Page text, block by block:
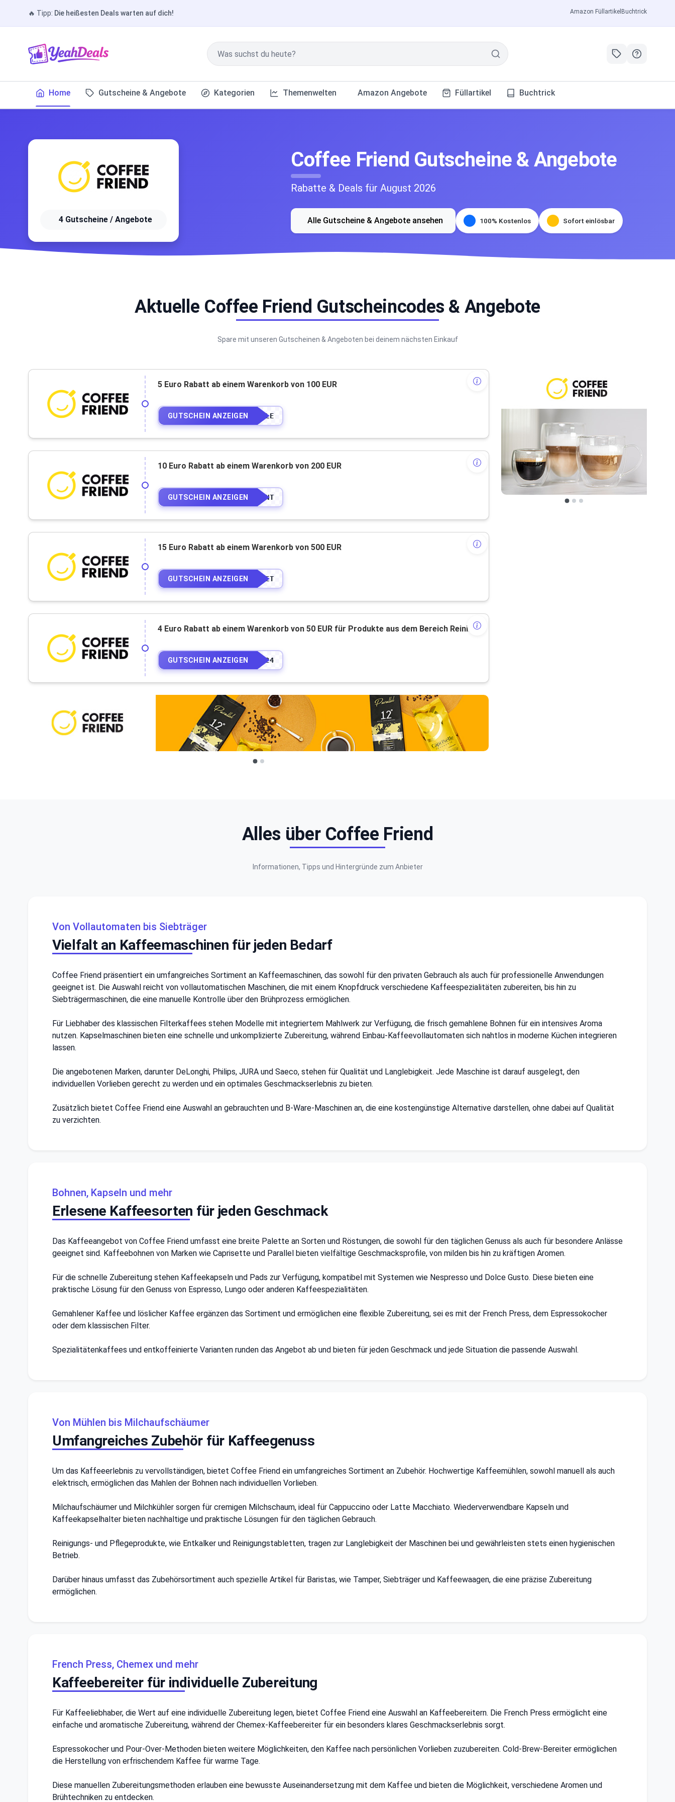
🔥 Tipp: Die heißesten Deals warten auf dich! Amazon Füllartikel Buchtrick
Home Gutscheine & Angebote Kategorien Themenwelten Amazon Angebote Füllartikel Buchtrick
4 Gutscheine / Angebote
Coffee Friend Gutscheine & Angebote
Rabatte & Deals für August 2026
Alle Gutscheine & Angebote ansehen 100% Kostenlos Sofort einlösbar
Aktuelle Coffee Friend Gutscheincodes & Angebote
Spare mit unseren Gutscheinen & Angeboten bei deinem nächsten Einkauf
5 Euro Rabatt ab einem Warenkorb von 100 EUR
GUTSCHEIN ANZEIGEN ••••LE
10 Euro Rabatt ab einem Warenkorb von 200 EUR
GUTSCHEIN ANZEIGEN••••••••NT
15 Euro Rabatt ab einem Warenkorb von 500 EUR
GUTSCHEIN ANZEIGEN••••••ET
4 Euro Rabatt ab einem Warenkorb von 50 EUR für Produkte aus dem Bereich Reiniger & Ersatzteile
GUTSCHEIN ANZEIGEN•••••••24
Alles über Coffee Friend
Informationen, Tipps und Hintergründe zum Anbieter
Von Vollautomaten bis Siebträger
Vielfalt an Kaffeemaschinen für jeden Bedarf
Coffee Friend präsentiert ein umfangreiches Sortiment an Kaffeemaschinen, das sowohl für den privaten Gebrauch als auch für professionelle Anwendungen
geeignet ist. Die Auswahl reicht von vollautomatischen Maschinen, die mit einem Knopfdruck verschiedene Kaffeespezialitäten zubereiten, bis hin zu
Siebträgermaschinen, die eine manuelle Kontrolle über den Brühprozess ermöglichen.
Für Liebhaber des klassischen Filterkaffees stehen Modelle mit integriertem Mahlwerk zur Verfügung, die frisch gemahlene Bohnen für ein intensives Aroma
nutzen. Kapselmaschinen bieten eine schnelle und unkomplizierte Zubereitung, während Einbau-Kaffeevollautomaten sich nahtlos in moderne Küchen integrieren
lassen.
Die angebotenen Marken, darunter DeLonghi, Philips, JURA und Saeco, stehen für Qualität und Langlebigkeit. Jede Maschine ist darauf ausgelegt, den
individuellen Vorlieben gerecht zu werden und ein optimales Geschmackserlebnis zu bieten.
Zusätzlich bietet Coffee Friend eine Auswahl an gebrauchten und B-Ware-Maschinen an, die eine kostengünstige Alternative darstellen, ohne dabei auf Qualität
zu verzichten.
Bohnen, Kapseln und mehr
Erlesene Kaffeesorten für jeden Geschmack
Das Kaffeeangebot von Coffee Friend umfasst eine breite Palette an Sorten und Röstungen, die sowohl für den täglichen Genuss als auch für besondere Anlässe
geeignet sind. Kaffeebohnen von Marken wie Caprisette und Parallel bieten vielfältige Geschmacksprofile, von milden bis hin zu kräftigen Aromen.
Für die schnelle Zubereitung stehen Kaffeekapseln und Pads zur Verfügung, kompatibel mit Systemen wie Nespresso und Dolce Gusto. Diese bieten eine
praktische Lösung für den Genuss von Espresso, Lungo oder anderen Kaffeespezialitäten.
Gemahlener Kaffee und löslicher Kaffee ergänzen das Sortiment und ermöglichen eine flexible Zubereitung, sei es mit der French Press, dem Espressokocher
oder dem klassischen Filter.
Spezialitätenkaffees und entkoffeinierte Varianten runden das Angebot ab und bieten für jeden Geschmack und jede Situation die passende Auswahl.
Von Mühlen bis Milchaufschäumer
Umfangreiches Zubehör für Kaffeegenuss
Um das Kaffeeerlebnis zu vervollständigen, bietet Coffee Friend ein umfangreiches Sortiment an Zubehör. Hochwertige Kaffeemühlen, sowohl manuell als auch
elektrisch, ermöglichen das Mahlen der Bohnen nach individuellen Vorlieben.
Milchaufschäumer und Milchkühler sorgen für cremigen Milchschaum, ideal für Cappuccino oder Latte Macchiato. Wiederverwendbare Kapseln und
Kaffeekapselhalter bieten nachhaltige und praktische Lösungen für den täglichen Gebrauch.
Reinigungs- und Pflegeprodukte, wie Entkalker und Reinigungstabletten, tragen zur Langlebigkeit der Maschinen bei und gewährleisten stets einen hygienischen
Betrieb.
Darüber hinaus umfasst das Zubehörsortiment auch spezielle Artikel für Baristas, wie Tamper, Siebträger und Kaffeewaagen, die eine präzise Zubereitung
ermöglichen.
French Press, Chemex und mehr
Kaffeebereiter für individuelle Zubereitung
Für Kaffeeliebhaber, die Wert auf eine individuelle Zubereitung legen, bietet Coffee Friend eine Auswahl an Kaffeebereitern. Die French Press ermöglicht eine
einfache und aromatische Zubereitung, während der Chemex-Kaffeebereiter für ein besonders klares Geschmackserlebnis sorgt.
Espressokocher und Pour-Over-Methoden bieten weitere Möglichkeiten, den Kaffee nach persönlichen Vorlieben zuzubereiten. Cold-Brew-Bereiter ermöglichen
die Herstellung von erfrischendem Kaffee für warme Tage.
Diese manuellen Zubereitungsmethoden erlauben eine bewusste Auseinandersetzung mit dem Kaffee und bieten die Möglichkeit, verschiedene Aromen und
Brühtechniken zu entdecken.